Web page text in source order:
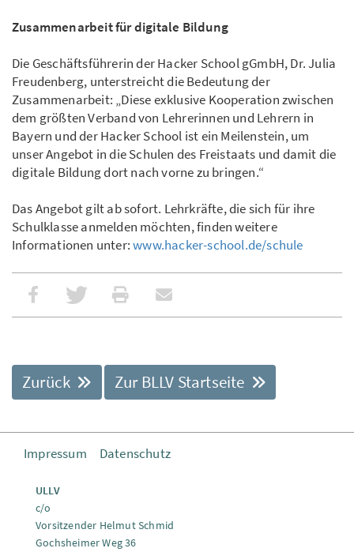
Zusammenarbeit für digitale Bildung
Die Geschäftsführerin der Hacker School gGmbH, Dr. Julia
Freudenberg, unterstreicht die Bedeutung der
Zusammenarbeit: „Diese exklusive Kooperation zwischen
dem größten Verband von Lehrerinnen und Lehrern in
Bayern und der Hacker School ist ein Meilenstein, um
unser Angebot in die Schulen des Freistaats und damit die
digitale Bildung dort nach vorne zu bringen.“
Das Angebot gilt ab sofort. Lehrkräfte, die sich für ihre
Schulklasse anmelden möchten, finden weitere
Informationen unter:www.hacker-school.de/schule
Zurück Zur BLLV Startseite
Impressum Datenschutz
ULLV
c/o
Vorsitzender Helmut Schmid
Gochsheimer Weg 36